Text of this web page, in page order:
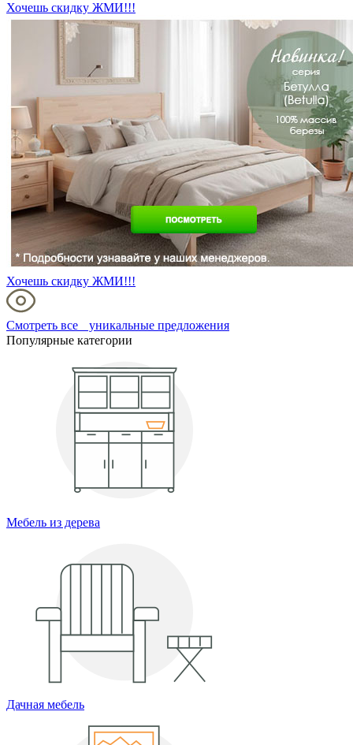
Хочешь скидку ЖМИ!!!
Хочешь скидку ЖМИ!!!
Смотреть все уникальные предложения
Популярные категории
Мебель из дерева
Дачная мебель